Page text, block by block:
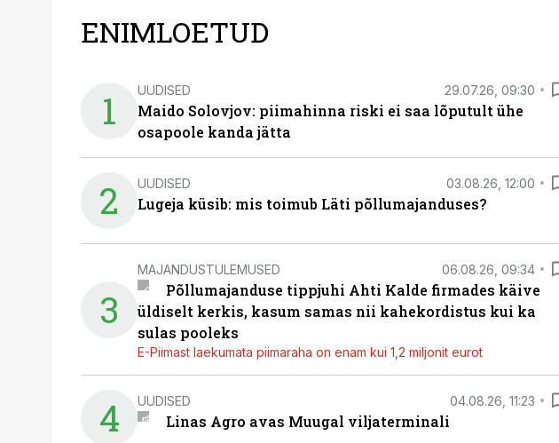
ENIMLOETUD
1 UUDISED 29.07.26, 09:30
Maido Solovjov: piimahinna riski ei saa lõputult ühe
osapoole kanda jätta
2 UUDISED 03.08.26, 12:00
Lugeja küsib: mis toimub Läti põllumajanduses?
3
MAJANDUSTULEMUSED 06.08.26, 09:34
Põllumajanduse tippjuhi Ahti Kalde firmades käive
üldiselt kerkis, kasum samas nii kahekordistus kui ka
sulas pooleks
E-Piimast laekumata piimaraha on enam kui 1,2 miljonit eurot
4 UUDISED 04.08.26, 11:23
Linas Agro avas Muugal viljaterminali